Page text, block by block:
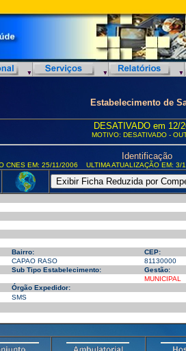
Estabelecimento de
DESATIVADO em 12/
MOTIVO: DESATIVADO -
Identificação
CNES EM: 25/11/2006 ULTIMA ATUALIZAÇÃO EM:
Bairro:
CEP:
CAPAO RASO
81130000
Sub Tipo Estabelecimento:
Gestão:
MUNICIPAL
Órgão Expedidor:
SMS